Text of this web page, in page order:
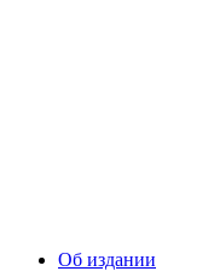
Об издании